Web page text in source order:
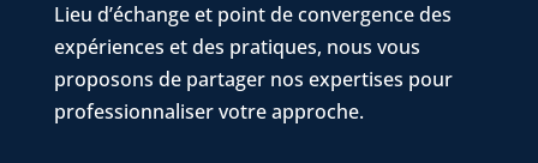
Lieu d’échange et point de convergence des
expériences et des pratiques, nous vous
proposons de partager nos expertises pour
professionnaliser votre approche.